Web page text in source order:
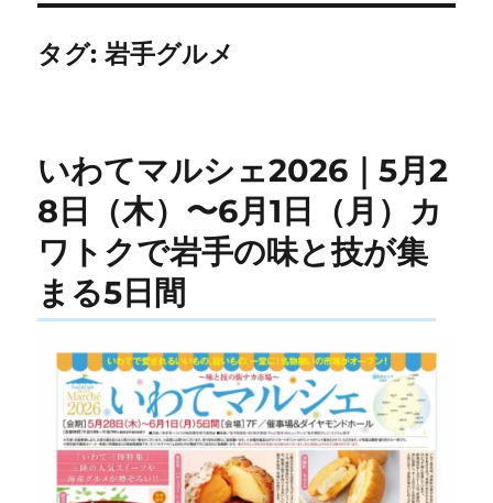
タグ:岩手グルメ
いわてマルシェ2026｜5月2
8日（木）〜6月1日（月）カ
ワトクで岩手の味と技が集
まる5日間